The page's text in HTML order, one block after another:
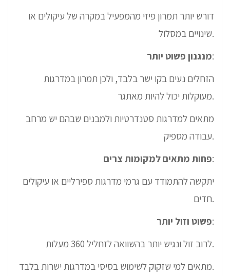
דורש יותר תמרון פיזי מהמפעיל במקרה של עיקולים או
שינויים במסלול.
מנגנון פשוט יותר:
הזחלים נעים בקו ישר בלבד, ולכן תמרון במדרגות
מעוקלות יכול להיות מאתגר.
מתאים למדרגות סטנדרטיות ולמבנים שבהם יש מרחב
עבודה מספיק.
פחות מתאים למקומות צרים:
יתקשה להתמודד עם גרמי מדרגות ספירליים או עיקולים
חדים.
פשוט וזול יותר:
לרוב זול ונגיש יותר בהשוואה לזחליל 360 מעלות.
מתאים למי שזקוק לשימוש בסיסי במדרגות ישרות בלבד.